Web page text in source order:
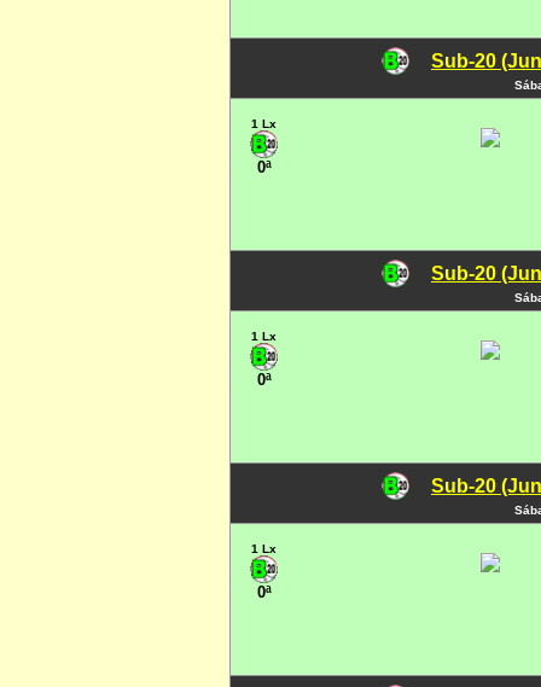
Sub-20
1 Lx
0ª
Sub-20
1 Lx
0ª
Sub-20
1 Lx
0ª